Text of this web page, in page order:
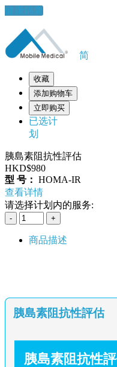
健康錦囊
简
收藏
添加购物车
立即购买
已选计
划
胰島素阻抗性評估
HKD$980
型 号： HOMA-IR
查看详情
请选择计划内的服务:
商品描述
胰島素阻抗性評估
胰島素阻抗性